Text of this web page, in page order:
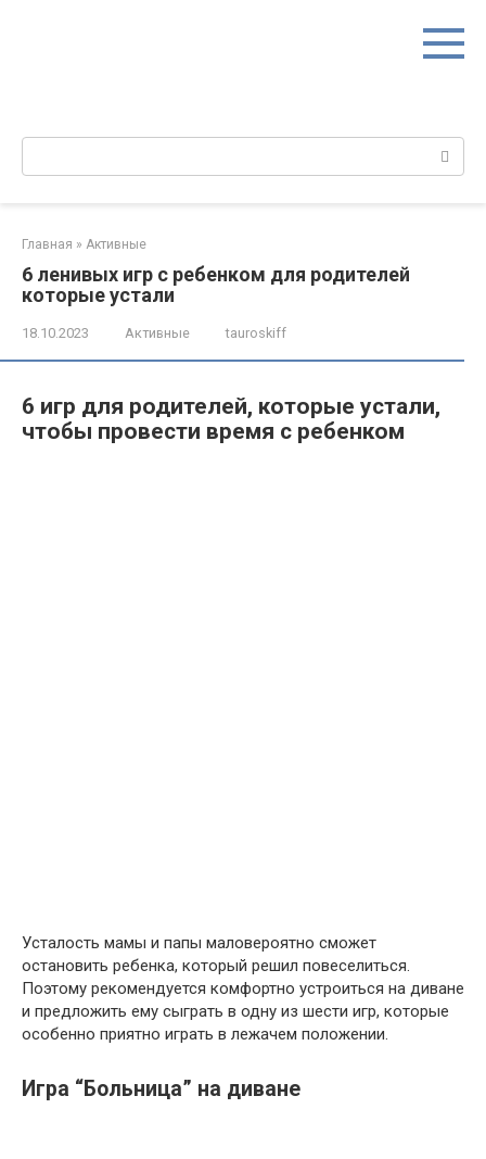
Поиск:
Главная » Активные
6 ленивых игр с ребенком для родителей
которые устали
18.10.2023 Активные tauroskiff
6 игр для родителей, которые устали,
чтобы провести время с ребенком
Усталость мамы и папы маловероятно сможет
остановить ребенка, который решил повеселиться.
Поэтому рекомендуется комфортно устроиться на диване
и предложить ему сыграть в одну из шести игр, которые
особенно приятно играть в лежачем положении.
Игра “Больница” на диване